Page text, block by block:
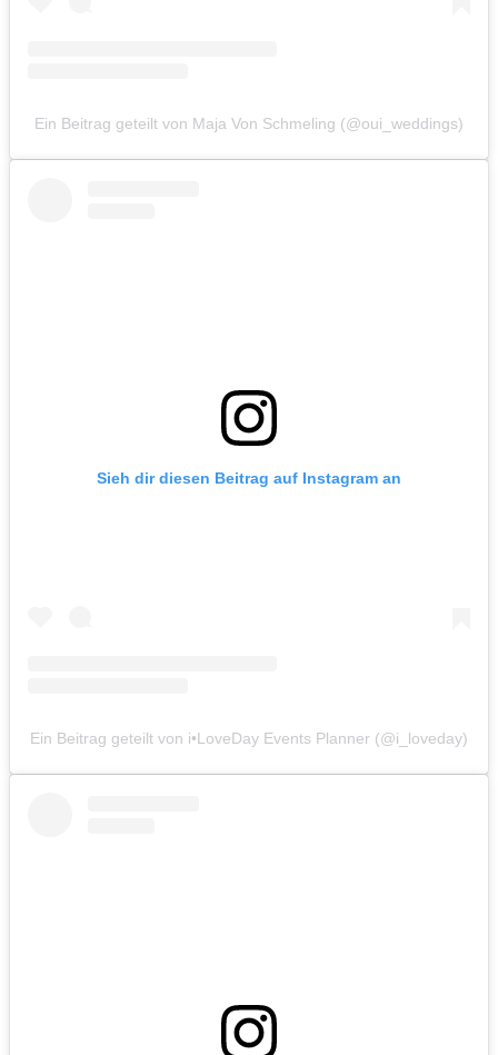
Ein Beitrag geteilt von Maja Von Schmeling (@oui_weddings)
Sieh dir diesen Beitrag auf Instagram an
Ein Beitrag geteilt von i•LoveDay Events Planner (@i_loveday)